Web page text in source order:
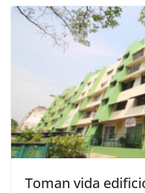
Toman vida